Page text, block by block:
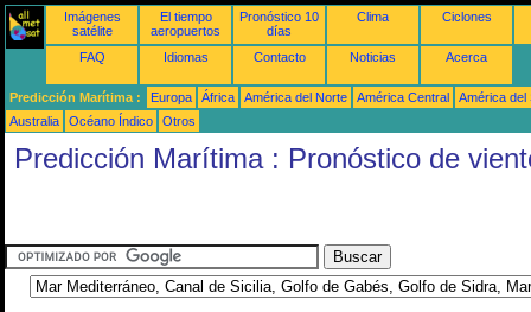
Imágenes
satélite
El tiempo
aeropuertos
Pronóstico 10
días
Clima Ciclones
FAQ Idiomas Contacto Noticias Acerca
Predicción Marítima : Europa África América del Norte América Central
América del
Australia
Océano Índico Otros
Predicción Marítima : Pronóstico de